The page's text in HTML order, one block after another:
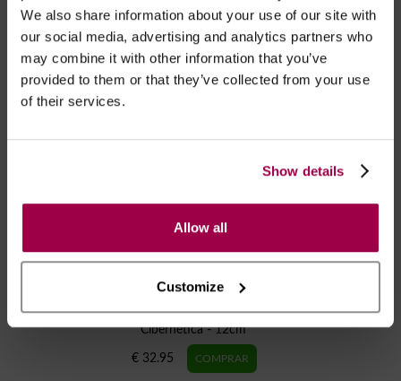
We also share information about your use of our site with
our social media, advertising and analytics partners who
may combine it with other information that you’ve
provided to them or that they’ve collected from your use
of their services.
Show details
Allow all
Customize
RECOMENDAMOS
Dildo Realístico Pele
Cibernética - 12cm
€ 32.95